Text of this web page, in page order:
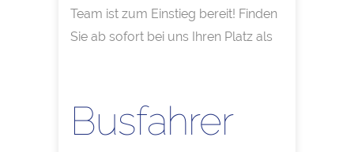
Team ist zum Einstieg bereit! Finden
Sie ab sofort bei uns Ihren Platz als
Busfahrer